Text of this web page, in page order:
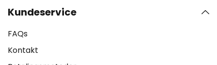
Kundeservice
FAQs
Kontakt